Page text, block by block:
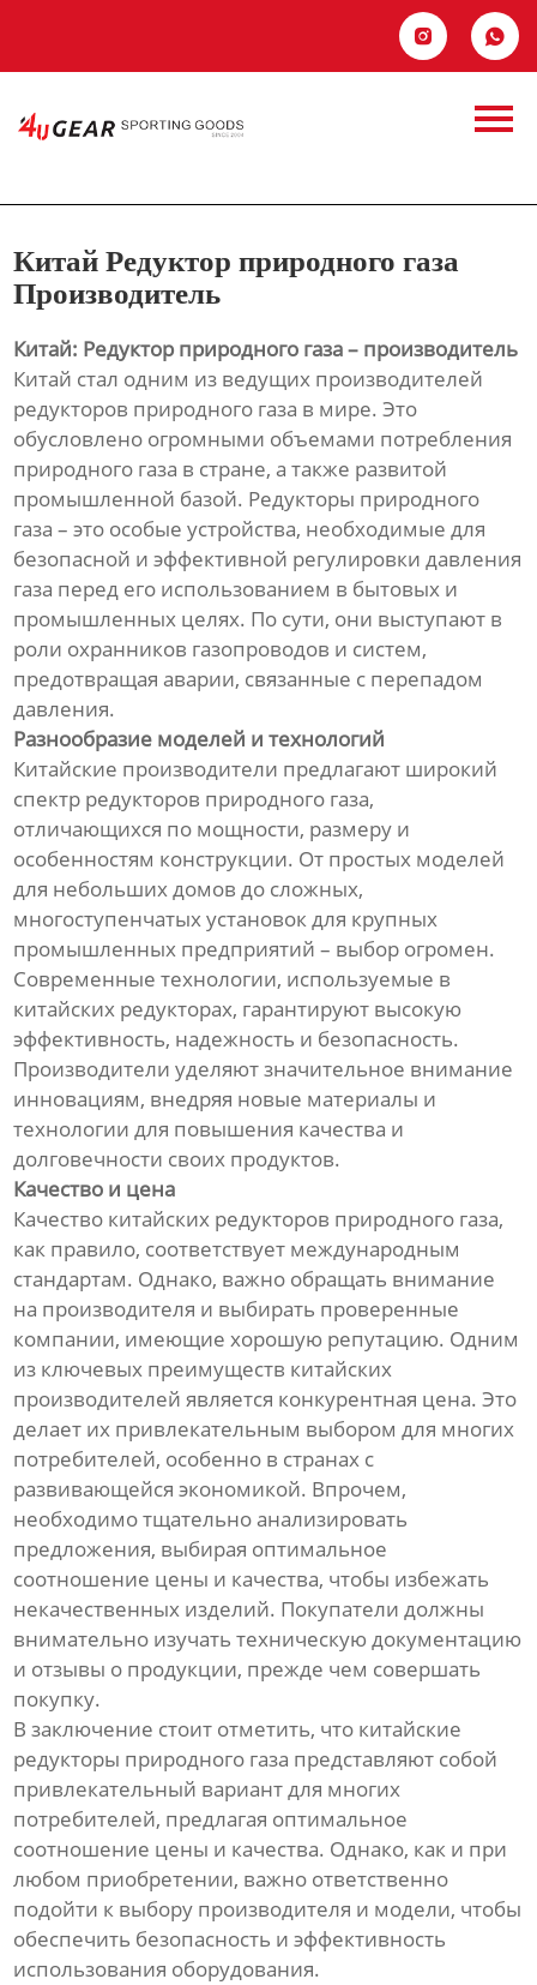
 
Контакты
Китай Редуктор
природного газа
Производитель
Китай Редуктор природного газа
Производитель
Китай: Редуктор природного газа – производитель
Китай стал одним из ведущих производителей
редукторов природного газа в мире. Это
обусловлено огромными объемами потребления
природного газа в стране, а также развитой
промышленной базой. Редукторы природного
газа – это особые устройства, необходимые для
безопасной и эффективной регулировки давления
газа перед его использованием в бытовых и
промышленных целях. По сути, они выступают в
роли охранников газопроводов и систем,
предотвращая аварии, связанные с перепадом
давления.
Разнообразие моделей и технологий
Китайские производители предлагают широкий
спектр редукторов природного газа,
отличающихся по мощности, размеру и
особенностям конструкции. От простых моделей
для небольших домов до сложных,
многоступенчатых установок для крупных
промышленных предприятий – выбор огромен.
Современные технологии, используемые в
китайских редукторах, гарантируют высокую
эффективность, надежность и безопасность.
Производители уделяют значительное внимание
инновациям, внедряя новые материалы и
технологии для повышения качества и
долговечности своих продуктов.
Качество и цена
Качество китайских редукторов природного газа,
как правило, соответствует международным
стандартам. Однако, важно обращать внимание
на производителя и выбирать проверенные
компании, имеющие хорошую репутацию. Одним
из ключевых преимуществ китайских
производителей является конкурентная цена. Это
делает их привлекательным выбором для многих
потребителей, особенно в странах с
развивающейся экономикой. Впрочем,
необходимо тщательно анализировать
предложения, выбирая оптимальное
соотношение цены и качества, чтобы избежать
некачественных изделий. Покупатели должны
внимательно изучать техническую документацию
и отзывы о продукции, прежде чем совершать
покупку.
В заключение стоит отметить, что китайские
редукторы природного газа представляют собой
привлекательный вариант для многих
потребителей, предлагая оптимальное
соотношение цены и качества. Однако, как и при
любом приобретении, важно ответственно
подойти к выбору производителя и модели, чтобы
обеспечить безопасность и эффективность
использования оборудования.